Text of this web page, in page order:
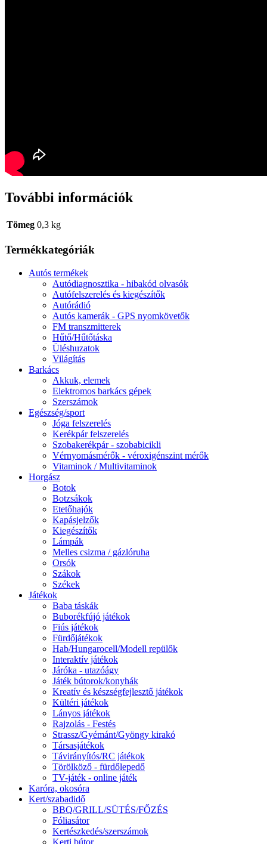
További információk
Tömeg 0,3 kg
Termékkategóriák
Autós termékek
Autódiagnosztika - hibakód olvasók
Autófelszerelés és kiegészítők
Autórádió
Autós kamerák - GPS nyomkövetők
FM transzmitterek
Hűtő/Hűtőtáska
Üléshuzatok
Világítás
Barkács
Akkuk, elemek
Elektromos barkács gépek
Szerszámok
Egészség/sport
Jóga felszerelés
Kerékpár felszerelés
Szobakerékpár - szobabicikli
Vérnyomásmérők - véroxigénszint mérők
Vitaminok / Multivitaminok
Horgász
Botok
Botzsákok
Etetőhajók
Kapásjelzők
Kiegészítők
Lámpák
Melles csizma / gázlóruha
Orsók
Szákok
Székek
Játékok
Baba táskák
Buborékfújó játékok
Fiús játékok
Fürdőjátékok
Hab/Hungarocell/Modell repülők
Interaktív játékok
Járóka - utazóágy
Játék bútorok/konyhák
Kreatív és készségfejlesztő játékok
Kültéri játékok
Lányos játékok
Rajzolás - Festés
Strassz/Gyémánt/Gyöngy kirakó
Társasjátékok
Távirányítós/RC játékok
Törölköző - fürdőlepedő
TV-játék - online játék
Karóra, okosóra
Kert/szabadidő
BBQ/GRILL/SÜTÉS/FŐZÉS
Fóliasátor
Kertészkedés/szerszámok
Kerti bútor